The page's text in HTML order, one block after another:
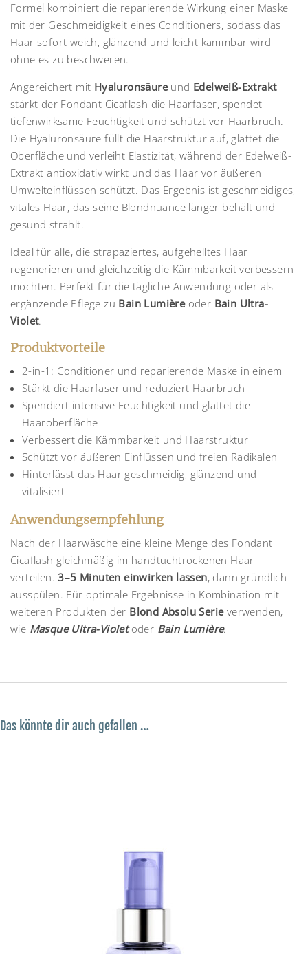
Formel kombiniert die reparierende Wirkung einer Maske
mit der Geschmeidigkeit eines Conditioners, sodass das
Haar sofort weich, glänzend und leicht kämmbar wird –
ohne es zu beschweren.
Angereichert mit Hyaluronsäureund Edelweiß-Extrakt
stärkt der Fondant Cicaflash die Haarfaser, spendet
tiefenwirksame Feuchtigkeit und schützt vor Haarbruch.
Die Hyaluronsäure füllt die Haarstruktur auf, glättet die
Oberfläche und verleiht Elastizität, während der Edelweiß-
Extrakt antioxidativ wirkt und das Haar vor äußeren
Umwelteinflüssen schützt. Das Ergebnis ist geschmeidiges,
vitales Haar, das seine Blondnuance länger behält und
gesund strahlt.
Ideal für alle, die strapaziertes, aufgehelltes Haar
regenerieren und gleichzeitig die Kämmbarkeit verbessern
möchten. Perfekt für die tägliche Anwendung oder als
ergänzende Pflege zu Bain Lumièreoder Bain Ultra-
Violet.
Produktvorteile
2-in-1: Conditioner und reparierende Maske in einem
Stärkt die Haarfaser und reduziert Haarbruch
Spendiert intensive Feuchtigkeit und glättet die
Haaroberfläche
Verbessert die Kämmbarkeit und Haarstruktur
Schützt vor äußeren Einflüssen und freien Radikalen
Hinterlässt das Haar geschmeidig, glänzend und
vitalisiert
Anwendungsempfehlung
Nach der Haarwäsche eine kleine Menge des Fondant
Cicaflash gleichmäßig im handtuchtrockenen Haar
verteilen.3–5 Minuten einwirken lassen, dann gründlich
ausspülen. Für optimale Ergebnisse in Kombination mit
weiteren Produkten der Blond Absolu Serieverwenden,
wie Masque Ultra-Violetoder Bain Lumière.
Das könnte dir auch gefallen …